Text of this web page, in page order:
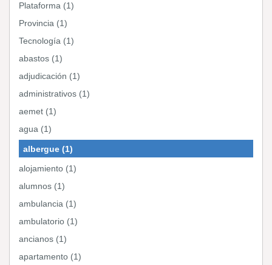
Plataforma (1)
Provincia (1)
Tecnología (1)
abastos (1)
adjudicación (1)
administrativos (1)
aemet (1)
agua (1)
albergue (1)
alojamiento (1)
alumnos (1)
ambulancia (1)
ambulatorio (1)
ancianos (1)
apartamento (1)